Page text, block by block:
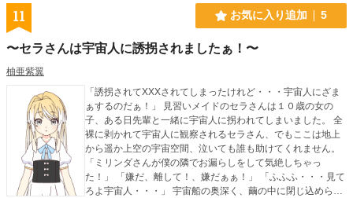
11 お気に入り追加 5
〜セラさんは宇宙人に誘拐されましたぁ！〜
柚亜紫翼
「誘拐されてXXXされてしまったけれど・・・宇宙人にざま
ぁするのだぁ！」 見習いメイドのセラさんは１０歳の女の
子、ある日先輩と一緒に宇宙人に拐われてしまいました。 全
裸に剥かれて宇宙人に観察されるセラさん、でもここは地上
から遥か上空の宇宙空間、泣いても誰も助けてくれません。
「ミリンダさんが僕の隣でお漏らしをして気絶しちゃっ
た！」 「嫌だ、離して！、嫌だぁぁ！」 「ふふふ・・・見て
ろよ宇宙人・・・」 宇宙船の奥深く、繭の中に閉じ込められ